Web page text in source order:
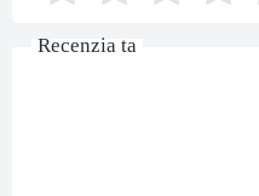
Recenzia ta